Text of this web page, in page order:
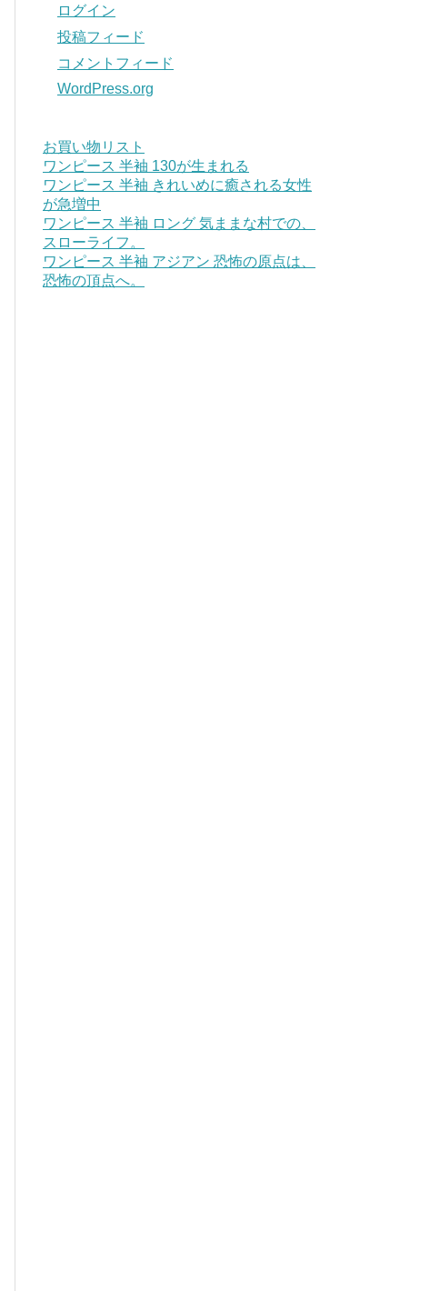
ログイン
投稿フィード
コメントフィード
WordPress.org
お買い物リスト
ワンピース 半袖 130が生まれる
ワンピース 半袖 きれいめに癒される女性
が急増中
ワンピース 半袖 ロング 気ままな村での、
スローライフ。
ワンピース 半袖 アジアン 恐怖の原点は、
恐怖の頂点へ。